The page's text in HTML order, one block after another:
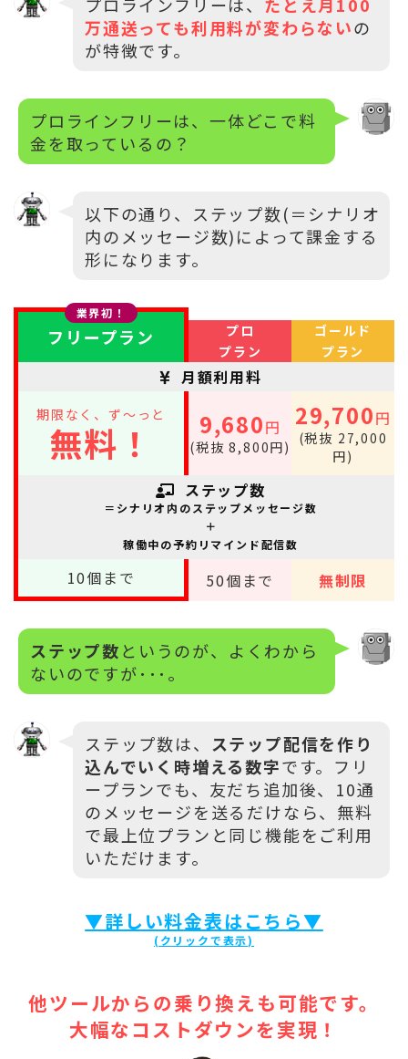
万通送っても利用料が変わらないの
が特徴です。
プロラインフリーは、一体どこで料
金を取っているの？
以下の通り、ステップ数(＝シナリオ
内のメッセージ数)によって課金する
形になります。
業界初！
フリープラン
プロ
プラン
ゴールド
プラン
月額利用料
期限なく、ず～っと
無料！ 9,680円
(税抜 8,800円)
29,700円
(税抜 27,000
円)
ステップ数
＝シナリオ内のステップメッセージ数
＋
稼働中の予約リマインド配信数
10個まで 50個まで 無制限
ステップ数というのが、よくわから
ないのですが･･･。
ステップ数は、 ステップ配信を作り
込んでいく時増える数字です。フリ
ープランでも、友だち追加後、10通
のメッセージを送るだけなら、無料
で最上位プランと同じ機能をご利用
いただけます。
▼詳しい料金表はこちら▼
他ツールからの乗り換えも可能です。
大幅なコストダウンを実現！